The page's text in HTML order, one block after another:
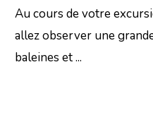
Au cours de votre
allez observer une
baleines et ...